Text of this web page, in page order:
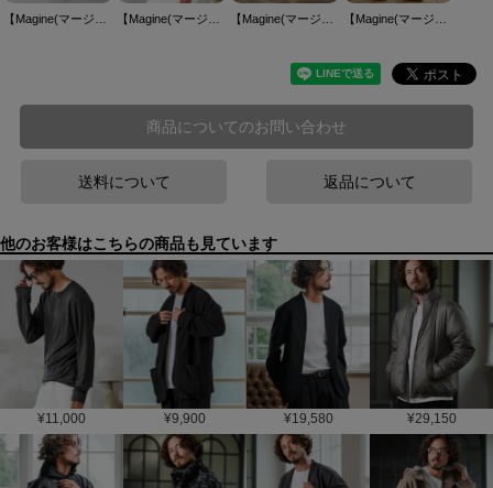
商品についてのお問い合わせ
送料について 返品について
他のお客様はこちらの商品も見ています
¥11,000 ¥9,900 ¥19,580 ¥29,150